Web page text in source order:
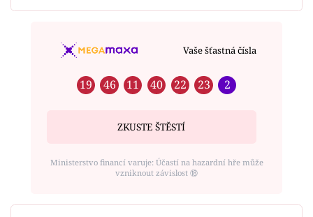
Vaše šťastná čísla
19 46 11 40 22 23 2
ZKUSTE ŠTĚSTÍ
Ministerstvo financí varuje: Účastí na hazardní hře může
vzniknout závislost ⑱